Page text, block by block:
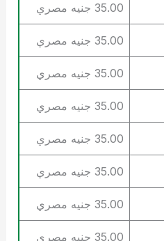
35.00 جنيه مصري
35.00 جنيه مصري
35.00 جنيه مصري
35.00 جنيه مصري
35.00 جنيه مصري
35.00 جنيه مصري
35.00 جنيه مصري
35.00 جنيه مصري